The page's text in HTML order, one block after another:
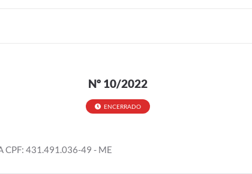
Nº 10/2022
ENCERRADO
CPF: 431.491.036-49 - ME